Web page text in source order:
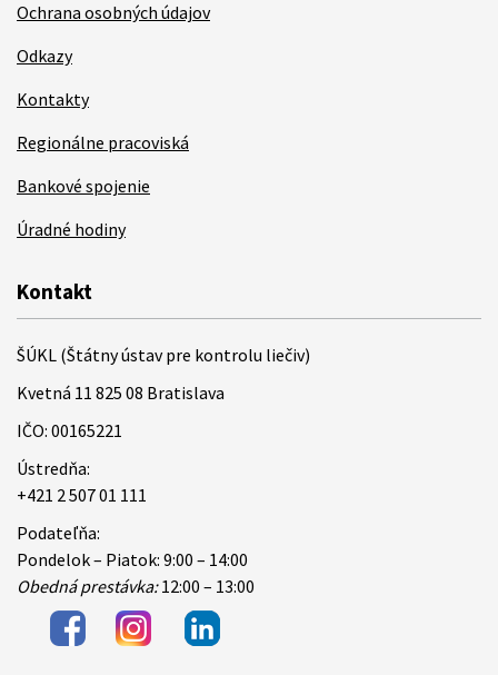
Ochrana osobných údajov
Odkazy
Kontakty
Regionálne pracoviská
Bankové spojenie
Úradné hodiny
Kontakt
ŠÚKL (Štátny ústav pre kontrolu liečiv)
Kvetná 11 825 08 Bratislava
IČO: 00165221
Ústredňa:
+421 2 507 01 111
Podateľňa:
Pondelok – Piatok: 9:00 – 14:00
Obedná prestávka:12:00 – 13:00